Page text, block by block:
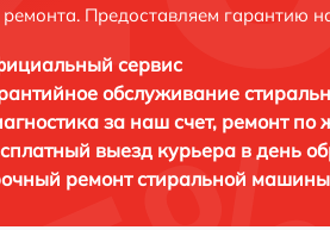
ремонта. Предоставляем гарантию
сервис
обслуживание
за наш счет, ремонт по
выезд курьера в день
ремонтстиральной машины